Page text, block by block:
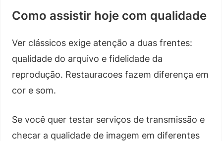
Como assistir hoje com qualidade
Ver clássicos exige atenção a duas frentes:
qualidade do arquivo e fidelidade da
reprodução. Restauracoes fazem diferença em
cor e som.
Se você quer testar serviços de transmissão e
checar a qualidade de imagem em diferentes